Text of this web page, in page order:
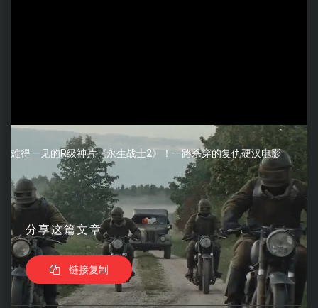
难得一见的R级神片《永生战士2》！一路杀穿的复仇硬汉电影
分享这篇文章
链接复制